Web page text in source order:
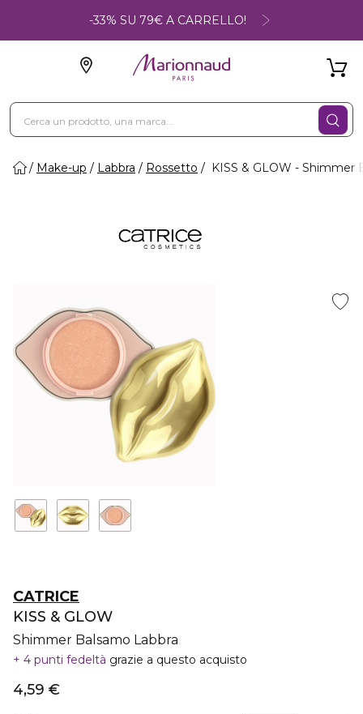
-33% SU 79€ A CARRELLO!
Make-up Labbra Rossetto KISS & GLOW - Shimmer
CATRICE
KISS & GLOW
Shimmer Balsamo Labbra
4 punti fedeltà grazie a questo acquisto
4,59 €